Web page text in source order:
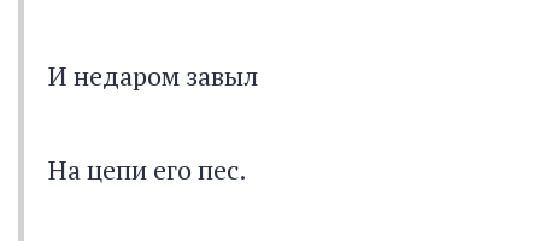
И недаром завыл
На цепи его пес.